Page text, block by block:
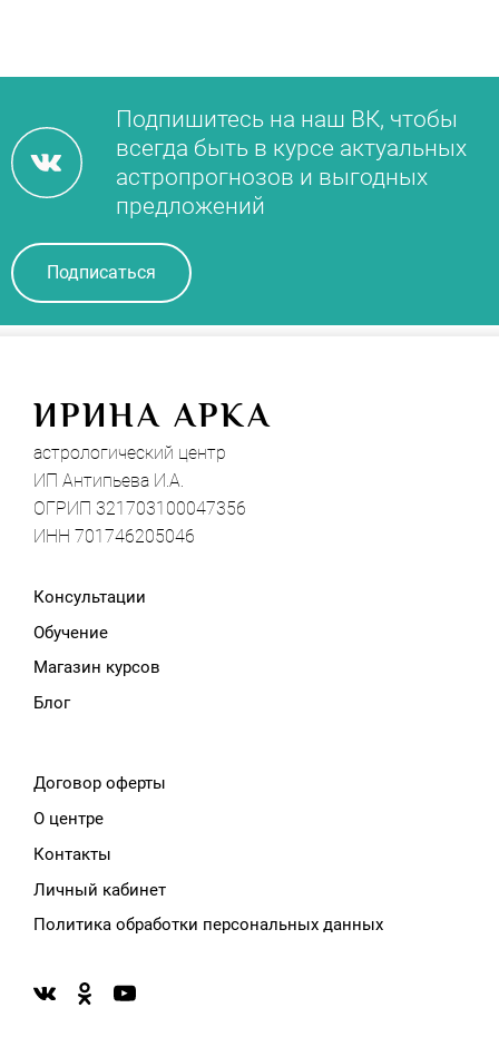
Подпишитесь на наш ВК, чтобы
всегда быть в курсе актуальных
астропрогнозов и выгодных
предложений
Подписаться
ИРИНА АРКА
астрологический центр
ИП Антипьева И.А.
ОГРИП 321703100047356
ИНН 701746205046
Консультации
Обучение
Магазин курсов
Блог
Договор оферты
О центре
Контакты
Личный кабинет
Политика обработки персональных данных